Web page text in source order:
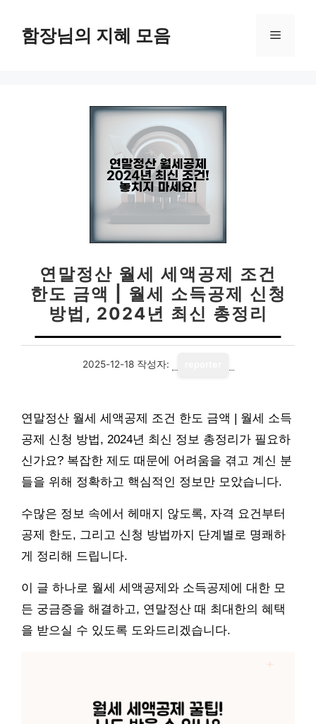
함장님의 지혜 모음 메
연말정산 월세 세액공제 조건
한도 금액 | 월세 소득공제 신청
방법, 2024년 최신 총정리
2025-12-18 작성자:
연말정산 월세 세액공제 조건 한도 금액 | 월세 소득
공제 신청 방법, 2024년 최신 정보 총정리가 필요하
신가요? 복잡한 제도 때문에 어려움을 겪고 계신 분
들을 위해 정확하고 핵심적인 정보만 모았습니다.
수많은 정보 속에서 헤매지 않도록, 자격 요건부터
공제 한도, 그리고 신청 방법까지 단계별로 명쾌하
게 정리해 드립니다.
이 글 하나로 월세 세액공제와 소득공제에 대한 모
든 궁금증을 해결하고, 연말정산 때 최대한의 혜택
을 받으실 수 있도록 도와드리겠습니다.